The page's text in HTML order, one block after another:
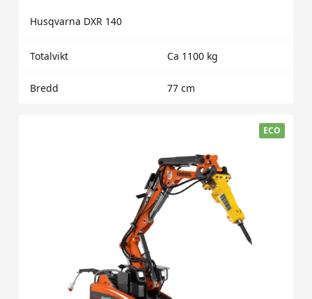
Husqvarna DXR 140
Totalvikt Ca 1100 kg
Bredd 77 cm
ECO